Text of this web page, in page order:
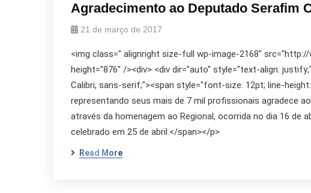
Agradecimento ao Deputado Serafim
21 de março de 2017
<img class=" alignright size-full wp-image-2168"
height="876" /><div> <div dir="auto" style="text-align:
Calibri, sans-serif;"><span style="font-size: 12pt; line-
representando seus mais de 7 mil profissionais agradece
através da homenagem ao Regional, ocorrida no dia 16 de
celebrado em 25 de abril.</span></p>
Read More